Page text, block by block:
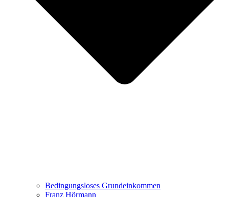
Bedingungsloses Grundeinkommen
Franz Hörmann